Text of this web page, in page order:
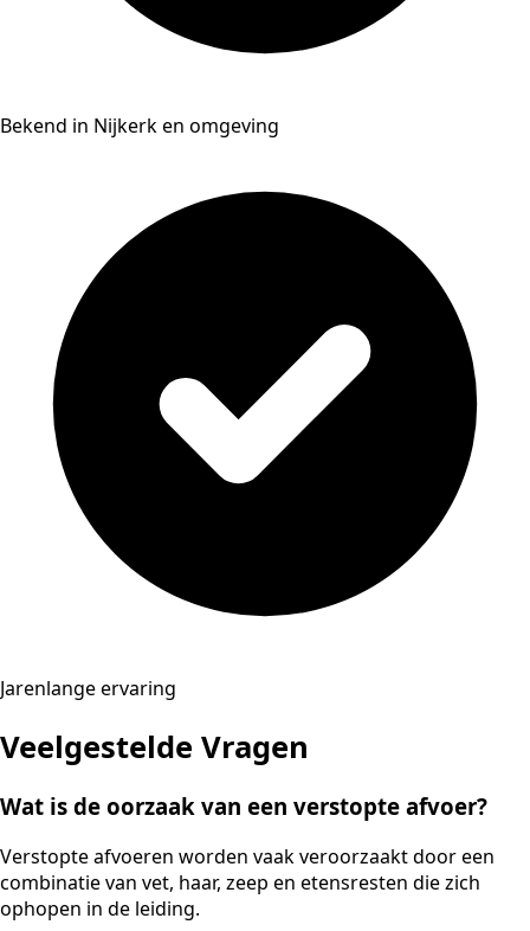
Bekend in Nijkerk en omgeving
Jarenlange ervaring
Veelgestelde Vragen
Wat is de oorzaak van een verstopte afvoer?
Verstopte afvoeren worden vaak veroorzaakt door een
combinatie van vet, haar, zeep en etensresten die zich
ophopen in de leiding.